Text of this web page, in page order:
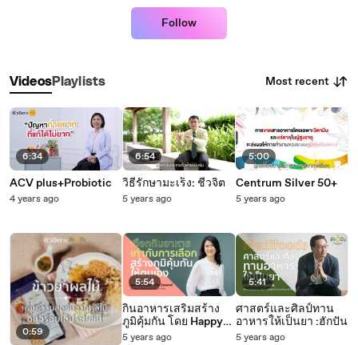
Follow
VideosPlaylists Most recent
6:34
ACV plus+Probiotic
4 years ago
0:59
6:54
วิธีรักษามะเร็ง: ชีวจิต
5 years ago
5:54
กินอาหารเสริมสร้าง
ภูมิคุ้มกัน โดย Happy
Mate
5 years ago
5:00
Centrum Silver 50+
5 years ago
5:41
ศาสตร์และศิลป์ทาน
อาหารให้เป็นยา :ฮักปัน
5 years ago